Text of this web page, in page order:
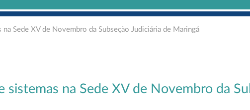
Sede XV de Novembro da Subseção Judiciária de Maringá
na Sede XV de Novembro da